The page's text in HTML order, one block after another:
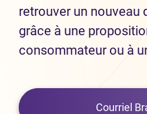
retrouver un nouveau
grâce à une
consommateur ou à
Courriel